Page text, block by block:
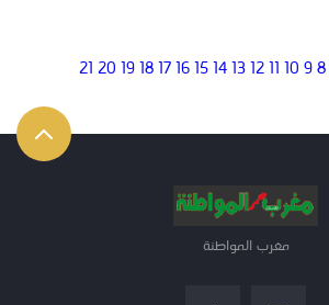
8
9
10
11
12
13
14
15
16
17
18
19
20
21
مغرب المواطنة